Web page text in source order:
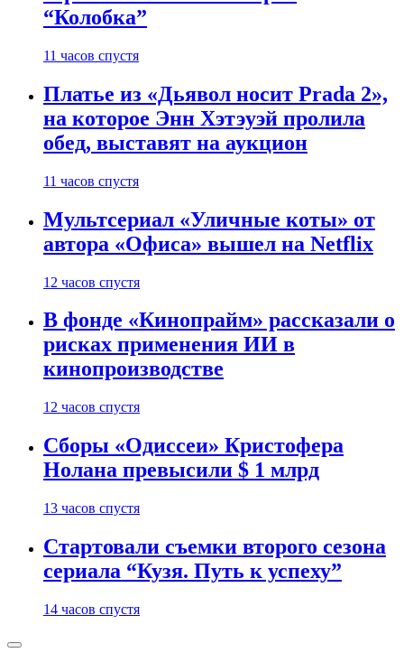
“Колобка”
11 часов спустя
Платье из «Дьявол носит Prada 2»,
на которое Энн Хэтэуэй пролила
обед, выставят на аукцион
11 часов спустя
Мультсериал «Уличные коты» от
автора «Офиса» вышел на Netflix
12 часов спустя
В фонде «Кинопрайм» рассказали о
рисках применения ИИ в
кинопроизводстве
12 часов спустя
Сборы «Одиссеи» Кристофера
Нолана превысили $ 1 млрд
13 часов спустя
Стартовали съемки второго сезона
сериала “Кузя. Путь к успеху”
14 часов спустя